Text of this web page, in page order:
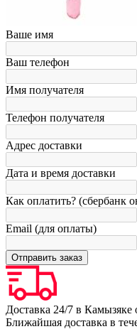
Ваше имя
Ваш телефон
Имя получателя
Телефон получателя
Адрес доставки
Дата и время доставки
Как оплатить? (сбербанк
Email (для оплаты)
Доставка 24/7 в Камызяке
Ближайшая доставка в